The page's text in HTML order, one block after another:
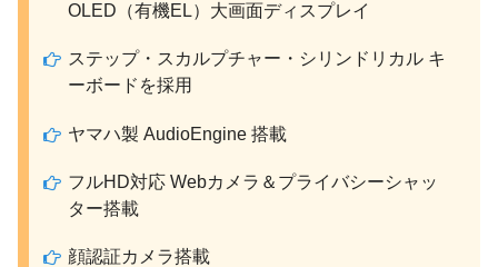
OLED（有機EL）大画面ディスプレイ
ステップ・スカルプチャー・シリンドリカル キ
ーボードを採用
ヤマハ製 AudioEngine 搭載
フルHD対応 Webカメラ＆プライバシーシャッ
ター搭載
顔認証カメラ搭載